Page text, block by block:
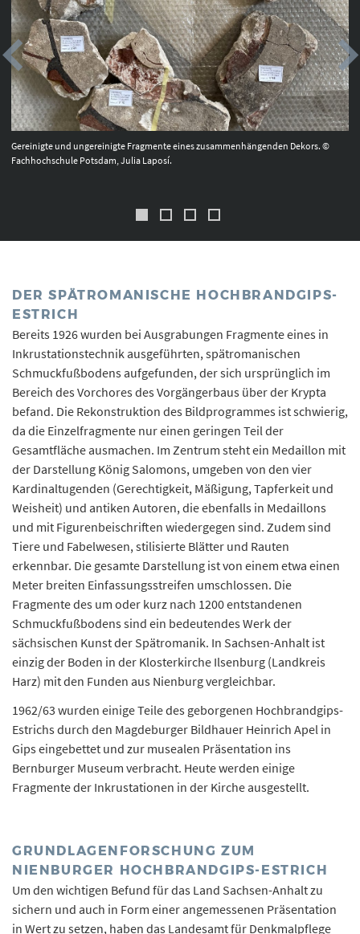
Gereinigte und ungereinigte Fragmente eines zusammenhängenden Dekors. ©
Fachhochschule Potsdam, Julia Laposí.
DER SPÄTROMANISCHE HOCHBRANDGIPS-
ESTRICH
Bereits 1926 wurden bei Ausgrabungen Fragmente eines in
Inkrustationstechnik ausgeführten, spätromanischen
Schmuckfußbodens aufgefunden, der sich ursprünglich im
Bereich des Vorchores des Vorgängerbaus über der Krypta
befand. Die Rekonstruktion des Bildprogrammes ist schwierig,
da die Einzelfragmente nur einen geringen Teil der
Gesamtfläche ausmachen. Im Zentrum steht ein Medaillon mit
der Darstellung König Salomons, umgeben von den vier
Kardinaltugenden (Gerechtigkeit, Mäßigung, Tapferkeit und
Weisheit) und antiken Autoren, die ebenfalls in Medaillons
und mit Figurenbeischriften wiedergegen sind. Zudem sind
Tiere und Fabelwesen, stilisierte Blätter und Rauten
erkennbar. Die gesamte Darstellung ist von einem etwa einen
Meter breiten Einfassungsstreifen umschlossen. Die
Fragmente des um oder kurz nach 1200 entstandenen
Schmuckfußbodens sind ein bedeutendes Werk der
sächsischen Kunst der Spätromanik. In Sachsen-Anhalt ist
einzig der Boden in der Klosterkirche Ilsenburg (Landkreis
Harz) mit den Funden aus Nienburg vergleichbar.
1962/63 wurden einige Teile des geborgenen Hochbrandgips-
Estrichs durch den Magdeburger Bildhauer Heinrich Apel in
Gips eingebettet und zur musealen Präsentation ins
Bernburger Museum verbracht. Heute werden einige
Fragmente der Inkrustationen in der Kirche ausgestellt.
GRUNDLAGENFORSCHUNG ZUM
NIENBURGER HOCHBRANDGIPS-ESTRICH
Um den wichtigen Befund für das Land Sachsen-Anhalt zu
sichern und auch in Form einer angemessenen Präsentation
in Wert zu setzen, haben das Landesamt für Denkmalpflege